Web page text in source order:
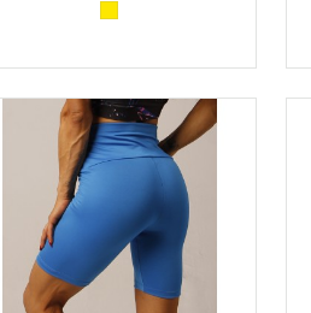
Amarillo